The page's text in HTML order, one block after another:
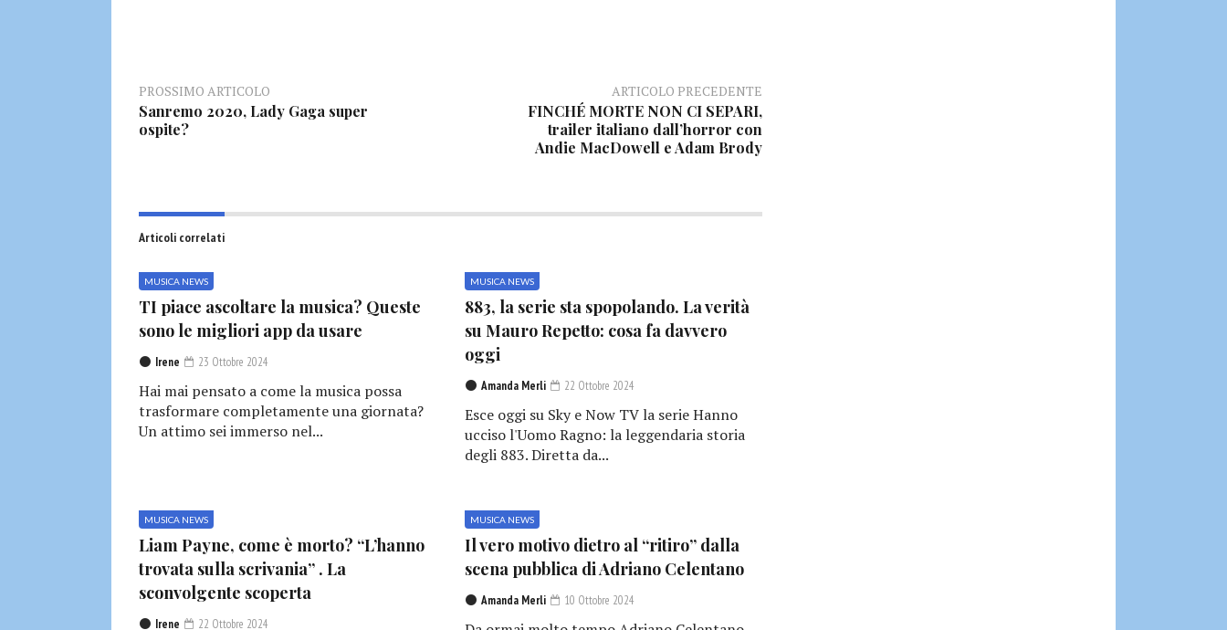
PROSSIMO ARTICOLO
Sanremo 2020, Lady Gaga super
ospite?
ARTICOLO PRECEDENTE
FINCHÉ MORTE NON CI SEPARI,
trailer italiano dall’horror con
Andie MacDowell e Adam Brody
Articoli correlati
MUSICA NEWS
TI piace ascoltare la musica? Queste
sono le migliori app da usare
Irene 23 Ottobre 2024
Hai mai pensato a come la musica possa
trasformare completamente una giornata?
Un attimo sei immerso nel...
MUSICA NEWS
883, la serie sta spopolando. La verità
su Mauro Repetto: cosa fa davvero
oggi
Amanda Merli 22 Ottobre 2024
Esce oggi su Sky e Now TV la serie Hanno
ucciso l'Uomo Ragno: la leggendaria storia
degli 883. Diretta da...
MUSICA NEWS
Liam Payne, come è morto? “L’hanno
trovata sulla scrivania” . La
sconvolgente scoperta
Irene 22 Ottobre 2024
MUSICA NEWS
Il vero motivo dietro al “ritiro” dalla
scena pubblica di Adriano Celentano
Amanda Merli 10 Ottobre 2024